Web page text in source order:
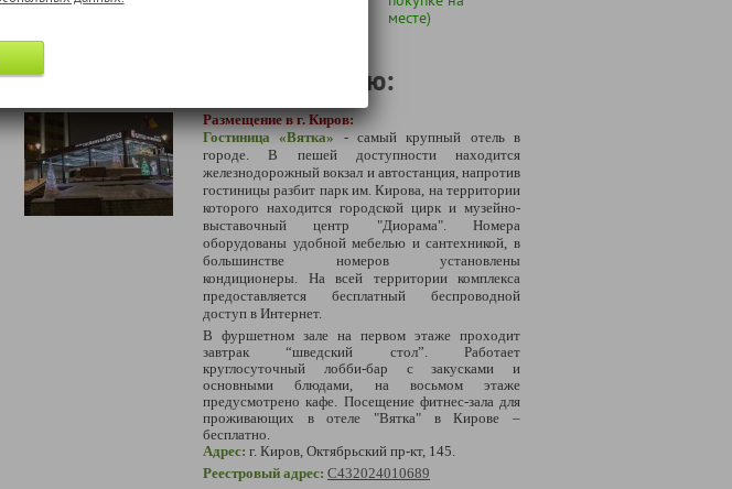
месте)
Информация по размещению:
Размещение в г. Киров:
Гостиница «Вятка» - самый крупный отель в
городе. В пешей доступности находится
железнодорожный вокзал и автостанция, напротив
гостиницы разбит парк им. Кирова, на территории
которого находится городской цирк и музейно-
выставочный центр "Диорама". Номера
оборудованы удобной мебелью и сантехникой, в
большинстве номеров установлены
кондиционеры. На всей территории комплекса
предоставляется бесплатный беспроводной
доступ в Интернет.
В фуршетном зале на первом этаже проходит
завтрак “шведский стол”. Работает
круглосуточный лобби-бар с закусками и
основными блюдами, на восьмом этаже
предусмотрено кафе. Посещение фитнес-зала для
проживающих в отеле "Вятка" в Кирове –
бесплатно.
Адрес: г. Киров, Октябрьский пр-кт, 145.
Реестровый адрес: С432024010689